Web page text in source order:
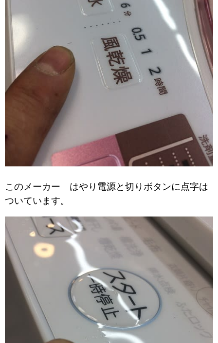
このメーカー はやり電源と切りボタンに点字は
ついています。